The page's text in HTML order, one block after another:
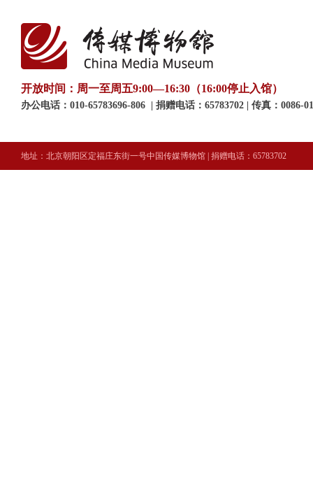
开放时间：周一至周五9:00—16:30（16:00停止入馆）
办公电话：010-65783696-806 | 捐赠电话：65783702 | 传真：0086-
地址：北京朝阳区定福庄东街一号中国传媒博物馆 | 捐赠电话：65783702